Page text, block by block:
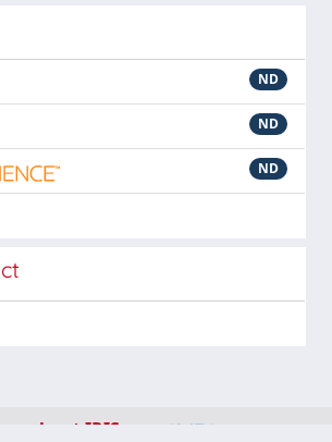
ND
ND
ND
about IRIS